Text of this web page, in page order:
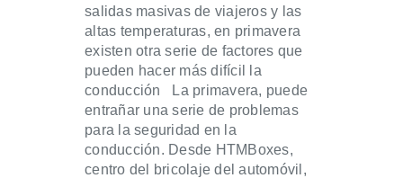
salidas masivas de viajeros y las
altas temperaturas, en primavera
existen otra serie de factores que
pueden hacer más difícil la
conducción La primavera, puede
entrañar una serie de problemas
para la seguridad en la
conducción. Desde HTMBoxes,
centro del bricolaje del automóvil,